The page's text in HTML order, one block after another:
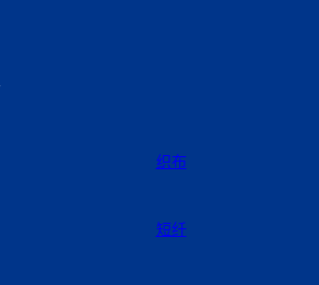
织布
短纤